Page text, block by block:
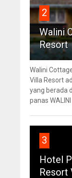
2
Walini
Resort
Walini
Villa Resort
yang berada
panas
3
Hotel
Resort